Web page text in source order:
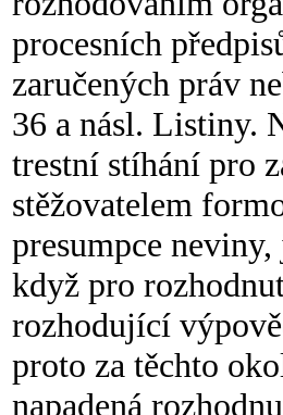
procesních
zaručených práv
36 a násl. Listiny.
trestní stíhání pro
stěžovatelem
presumpce
když pro
rozhodující
proto za těchto
napadená